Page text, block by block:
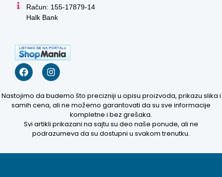
Račun: 155-17879-14
Halk Bank
Nastojimo da budemo što precizniji u opisu proizvoda, prikazu slika i
samih cena, ali ne možemo garantovati da su sve informacije
kompletne i bez grešaka.
Svi artikli prikazani na sajtu su deo naše ponude, ali ne
podrazumeva da su dostupni u svakom trenutku.